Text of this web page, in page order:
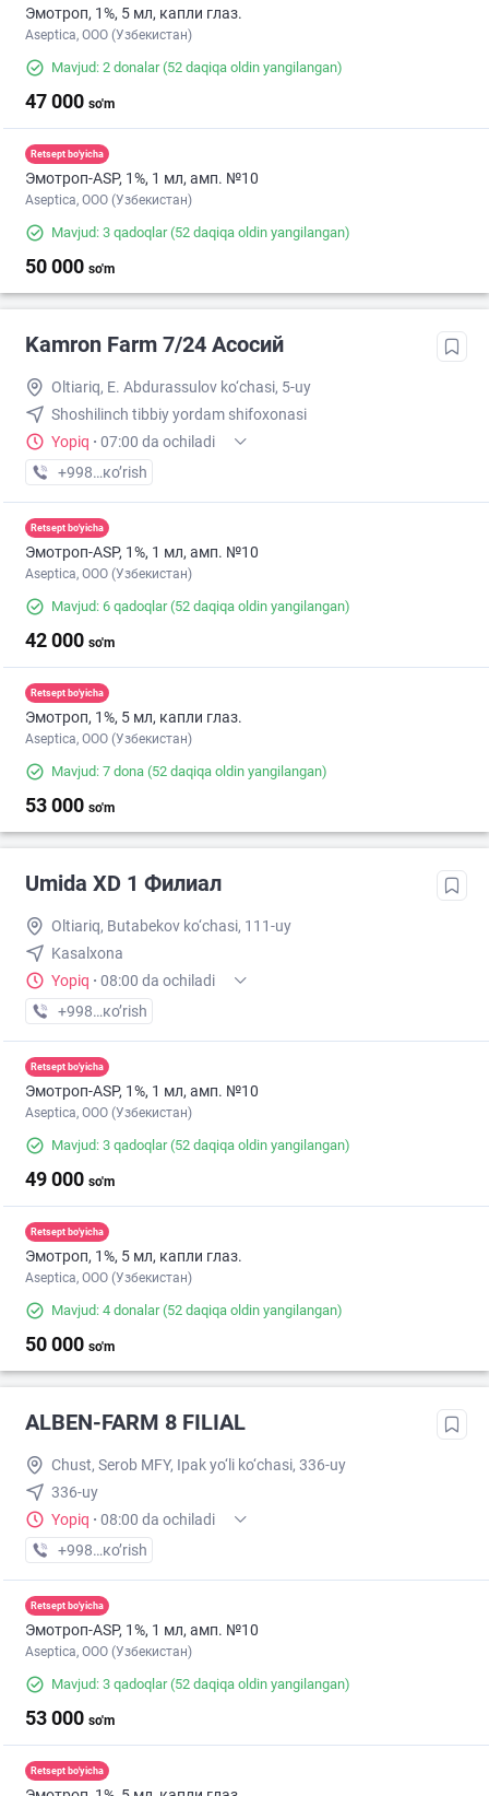
Эмотроп, 1%, 5 мл, капли глаз.
Aseptica, ООО (Узбекистан)
Mavjud: 2 donalar(52 daqiqa oldin yangilangan)
47 000 so'm
Retsept bo'yicha
Эмотроп-ASР, 1%, 1 мл, амп. №10
Aseptica, ООО (Узбекистан)
Mavjud: 3 qadoqlar(52 daqiqa oldin yangilangan)
50 000 so'm
Kamron Farm 7/24 Асосий
Oltiariq, E. Abdurassulov ko‘chasi, 5-uy
Shoshilinch tibbiy yordam shifoxonasi
Yopiq · 07:00 da ochiladi
+998 (91) XXX-XX-XX
кo’rish
Retsept bo'yicha
Эмотроп-ASР, 1%, 1 мл, амп. №10
Aseptica, ООО (Узбекистан)
Mavjud: 6 qadoqlar(52 daqiqa oldin yangilangan)
42 000 so'm
Retsept bo'yicha
Эмотроп, 1%, 5 мл, капли глаз.
Aseptica, ООО (Узбекистан)
Mavjud: 7 dona (52 daqiqa oldin yangilangan)
53 000 so'm
Umida XD 1 Филиал
Oltiariq, Butabekov ko‘chasi, 111-uy
Kasalxona
Yopiq · 08:00 da ochiladi
+998 (91) XXX-XX-XX
кo’rish
Retsept bo'yicha
Эмотроп-ASР, 1%, 1 мл, амп. №10
Aseptica, ООО (Узбекистан)
Mavjud: 3 qadoqlar(52 daqiqa oldin yangilangan)
49 000 so'm
Retsept bo'yicha
Эмотроп, 1%, 5 мл, капли глаз.
Aseptica, ООО (Узбекистан)
Mavjud: 4 donalar(52 daqiqa oldin yangilangan)
50 000 so'm
ALBEN-FARM 8 FILIAL
Chust, Serob MFY, Ipak yo‘li ko‘chasi, 336-uy
336-uy
Yopiq · 08:00 da ochiladi
+998 (33) XXX-XX-XX
кo’rish
Retsept bo'yicha
Эмотроп-ASР, 1%, 1 мл, амп. №10
Aseptica, ООО (Узбекистан)
Mavjud: 3 qadoqlar(52 daqiqa oldin yangilangan)
53 000 so'm
Retsept bo'yicha